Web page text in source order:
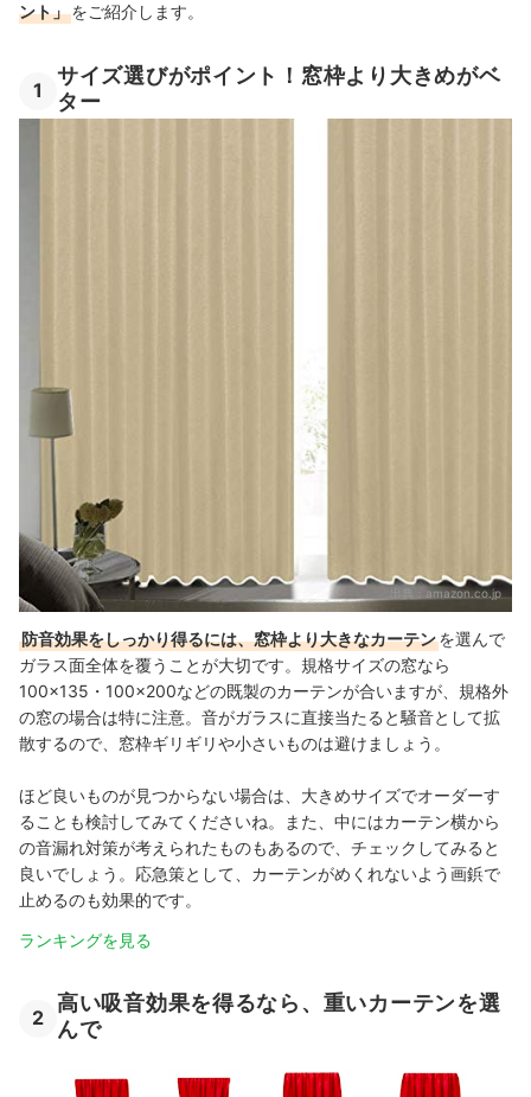
ント」をご紹介します。
1
サイズ選びがポイント！窓枠より大きめがベ
ター
amazon.co.jp
防音効果をしっかり得るには、窓枠より大きなカーテンを選んで
ガラス面全体を覆うことが大切です。規格サイズの窓なら
100×135・100×200などの既製のカーテンが合いますが、規格外
の窓の場合は特に注意。音がガラスに直接当たると騒音として拡
散するので、窓枠ギリギリや小さいものは避けましょう。
ほど良いものが見つからない場合は、大きめサイズでオーダーす
ることも検討してみてくださいね。また、中にはカーテン横から
の音漏れ対策が考えられたものもあるので、チェックしてみると
良いでしょう。応急策として、カーテンがめくれないよう画鋲で
止めるのも効果的です。
ランキングを見る
2
高い吸音効果を得るなら、重いカーテンを選
んで